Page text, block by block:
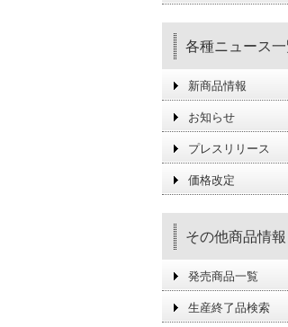
各種ニュース一
新商品情報
お知らせ
プレスリリース
価格改定
その他商品情報
発売商品一覧
生産終了品検索